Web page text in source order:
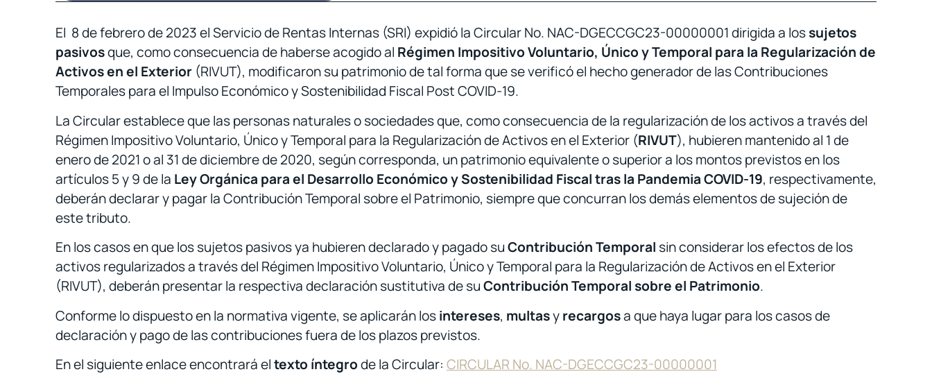
El 8 de febrero de 2023 el Servicio de Rentas Internas (SRI) expidió la Circular No. NAC-DGECCGC23-00000001 dirigida a lossujetos
pasivosque, como consecuencia de haberse acogido al Régimen Impositivo Voluntario, Único y Temporal para la Regularización de
Activos en el Exterior (RIVUT), modificaron su patrimonio de tal forma que se verificó el hecho generador delas Contribuciones
Temporales para el Impulso Económico y Sostenibilidad Fiscal Post COVID-19.
La Circular establece que las personas naturales o sociedades que, como consecuencia de la regularización de los activos a través del
Régimen Impositivo Voluntario, Único y Temporal para la Regularización de Activos en el Exterior (RIVUT), hubieren mantenido al 1 de
enero de 2021 o al 31 de diciembre de 2020, según corresponda, un patrimonio equivalente o superior a los montos previstos en los
artículos 5 y 9 de la Ley Orgánica para el Desarrollo Económico y Sostenibilidad Fiscal tras la Pandemia COVID-19, respectivamente,
deberán declarar y pagar la Contribución Temporal sobre el Patrimonio, siempre que concurran los demás elementos de sujeción de
este tributo.
En los casos en que los sujetos pasivos ya hubieren declarado y pagado suContribución Temporal sin considerar los efectos de los
activos regularizados a través del Régimen Impositivo Voluntario, Único y Temporal para la Regularización de Activos en el Exterior
(RIVUT), deberán presentar la respectiva declaración sustitutiva de suContribución Temporal sobre el Patrimonio.
Conforme lo dispuesto en la normativa vigente, se aplicarán losintereses, multasyrecargosa que haya lugar para los casos de
declaración y pago de las contribuciones fuera de los plazos previstos.
En el siguiente enlace encontrará eltexto íntegrode la Circular: CIRCULAR No. NAC-DGECCGC23-00000001